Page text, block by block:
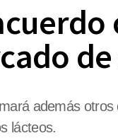
además
lácteos.